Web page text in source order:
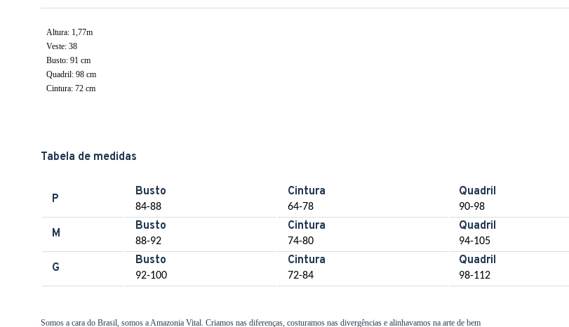
Altura: 1,77m
Veste: 38
Busto: 91 cm
Quadril: 98 cm
Cintura: 72 cm
Tabela de medidas
P
Busto
84-88
Cintura
64-78
Quadril
90-98
M
Busto
88-92
Cintura
74-80
Quadril
94-105
G
Busto
92-100
Cintura
72-84
Quadril
98-112
Somos a cara do Brasil, somos a Amazonia Vital. Criamos nas diferenças, costuramos nas divergências e alinhavamos na arte de bem